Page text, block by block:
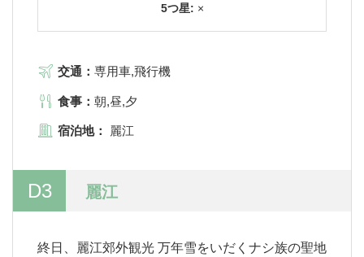
5つ星: ×
交通： 専用車,飛行機
食事： 朝,昼,夕
宿泊地： 麗江
D3 麗江
終日、麗江郊外観光 万年雪をいだくナシ族の聖地